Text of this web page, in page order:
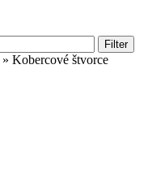
Filter
» Kobercové štvorce